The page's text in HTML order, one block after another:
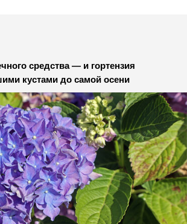
средства — и гортензия
кустами до самой осени